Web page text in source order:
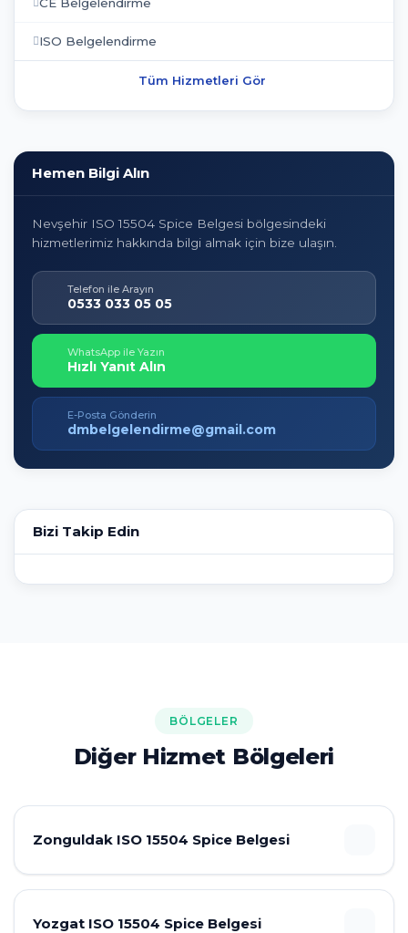
ISO Belgelendirme
Tüm Hizmetleri Gör
Hemen Bilgi Alın
Nevşehir ISO 15504 Spice Belgesi bölgesindeki
hizmetlerimiz hakkında bilgi almak için bize ulaşın.
Telefon ile Arayın
0533 033 05 05
WhatsApp ile Yazın
Hızlı Yanıt Alın
E-Posta Gönderin
dmbelgelendirme@gmail.com
Bizi Takip Edin
BÖLGELER
Diğer Hizmet Bölgeleri
Zonguldak ISO 15504 Spice Belgesi
Yozgat ISO 15504 Spice Belgesi